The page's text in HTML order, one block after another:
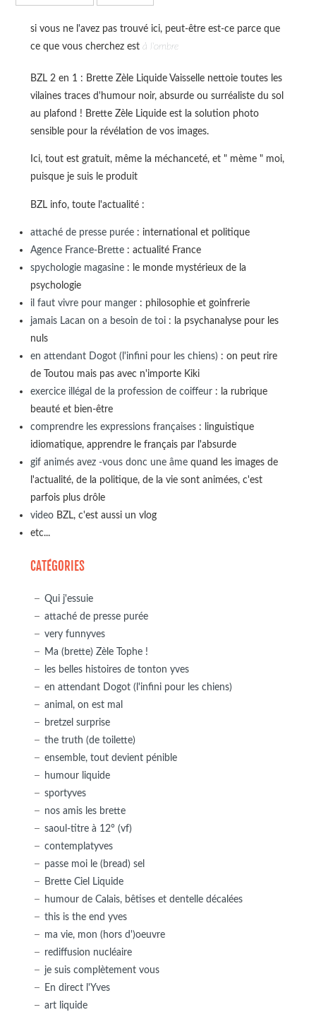
si vous ne l'avez pas trouvé ici, peut-être est-ce parce que
ce que vous cherchez est à l'ombre
BZL 2 en 1 : Brette Zèle Liquide Vaisselle nettoie toutes les
vilaines traces d'humour noir, absurde ou surréaliste du sol
au plafond ! Brette Zèle Liquide est la solution photo
sensible pour la révélation de vos images.
Ici, tout est gratuit, même la méchanceté, et " mème " moi,
puisque je suis le produit
BZL info, toute l'actualité :
attaché de presse purée: international et politique
Agence France-Brette: actualité France
spychologie magasine: le monde mystérieux de la
psychologie
il faut vivre pour manger: philosophie et goinfrerie
jamais Lacan on a besoin de toi: la psychanalyse pour les
nuls
en attendant Dogot (l'infini pour les chiens): on peut rire
de Toutou mais pas avec n'importe Kiki
exercice illégal de la profession de coiffeur: la rubrique
beauté et bien-être
comprendre les expressions françaises: linguistique
idiomatique, apprendre le français par l'absurde
gif animés avez -vous donc une âmequand les images de
l'actualité, de la politique, de la vie sont animées, c'est
parfois plus drôle
videoBZL, c'est aussi un vlog
etc...
CATÉGORIES
Qui j'essuie
attaché de presse purée
very funnyves
Ma (brette) Zèle Tophe !
les belles histoires de tonton yves
en attendant Dogot (l'infini pour les chiens)
animal, on est mal
bretzel surprise
the truth (de toilette)
ensemble, tout devient pénible
humour liquide
sportyves
nos amis les brette
saoul-titre à 12° (vf)
contemplatyves
passe moi le (bread) sel
Brette Ciel Liquide
humour de Calais, bêtises et dentelle décalées
this is the end yves
ma vie, mon (hors d')oeuvre
rediffusion nucléaire
je suis complètement vous
En direct l'Yves
art liquide